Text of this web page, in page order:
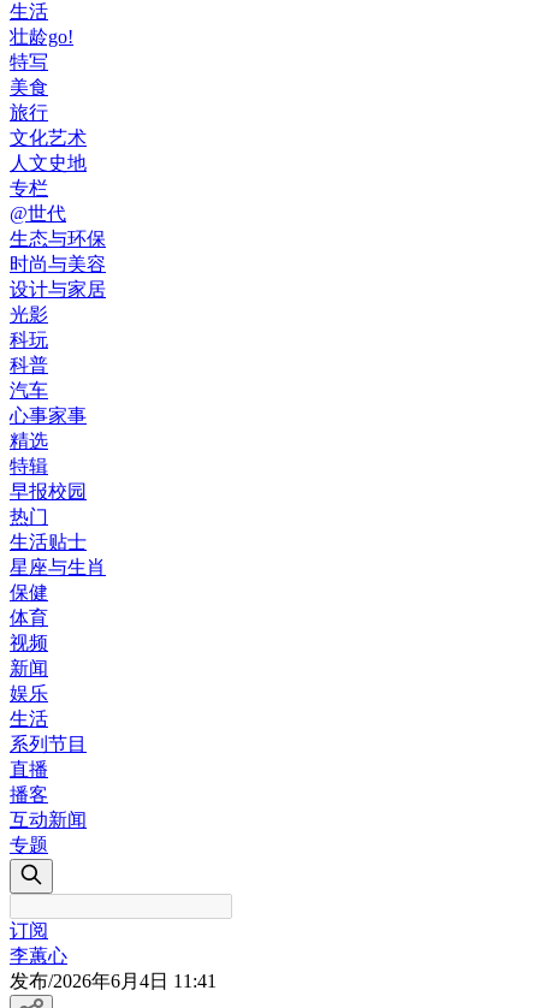
生活
壮龄go!
特写
美食
旅行
文化艺术
人文史地
专栏
@世代
生态与环保
时尚与美容
设计与家居
光影
科玩
科普
汽车
心事家事
精选
特辑
早报校园
热门
生活贴士
星座与生肖
保健
体育
视频
新闻
娱乐
生活
系列节目
直播
播客
互动新闻
专题
订阅
李蕙心
发布/2026年6月4日 11:41